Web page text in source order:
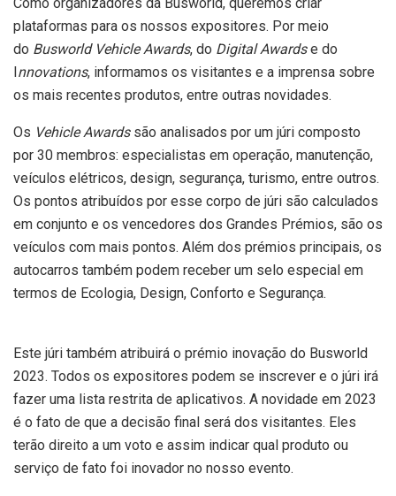
Como organizadores da Busworld, queremos criar
plataformas para os nossos expositores. Por meio
do Busworld Vehicle Awards, do Digital Awardse do
nnovations, informamos os visitantes e a imprensa sobre
os mais recentes produtos, entre outras novidades.
Os Vehicle Awardssão analisados por um júri composto
por 30 membros: especialistas em operação, manutenção,
veículos elétricos, design, segurança, turismo, entre outros.
Os pontos atribuídos por esse corpo de júri são calculados
em conjunto e os vencedores dos Grandes Prémios, são os
veículos com mais pontos. Além dos prémios principais, os
autocarros também podem receber um selo especial em
termos de Ecologia, Design, Conforto e Segurança.
Este júri também atribuirá o prémio inovação do Busworld
2023. Todos os expositores podem se inscrever e o júri irá
fazer uma lista restrita de aplicativos. A novidade em 2023
é o fato de que a decisão final será dos visitantes. Eles
terão direito a um voto e assim indicar qual produto ou
serviço de fato foi inovador no nosso evento.